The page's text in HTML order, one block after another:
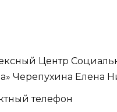
Центр
Черепухина Елена
телефон